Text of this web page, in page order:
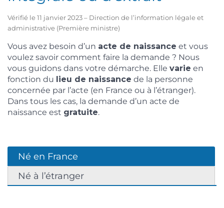
Vérifié le 11 janvier 2023 – Direction de l’information légale et
administrative (Première ministre)
Vous avez besoin d’un acte de naissance et vous
voulez savoir comment faire la demande ? Nous
vous guidons dans votre démarche. Elle varie en
fonction du lieu de naissance de la personne
concernée par l’acte (en France ou à l’étranger).
Dans tous les cas, la demande d’un acte de
naissance est gratuite.
Né en France
Né à l’étranger